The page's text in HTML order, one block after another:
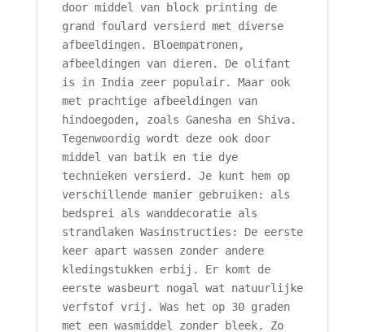
door middel van block printing de
grand foulard versierd met diverse
afbeeldingen. Bloempatronen,
afbeeldingen van dieren. De olifant
is in India zeer populair. Maar ook
met prachtige afbeeldingen van
hindoegoden, zoals Ganesha en Shiva.
Tegenwoordig wordt deze ook door
middel van batik en tie dye
technieken versierd. Je kunt hem op
verschillende manier gebruiken: als
bedsprei als wanddecoratie als
strandlaken Wasinstructies: De eerste
keer apart wassen zonder andere
kledingstukken erbij. Er komt de
eerste wasbeurt nogal wat natuurlijke
verfstof vrij. Was het op 30 graden
met een wasmiddel zonder bleek. Zo